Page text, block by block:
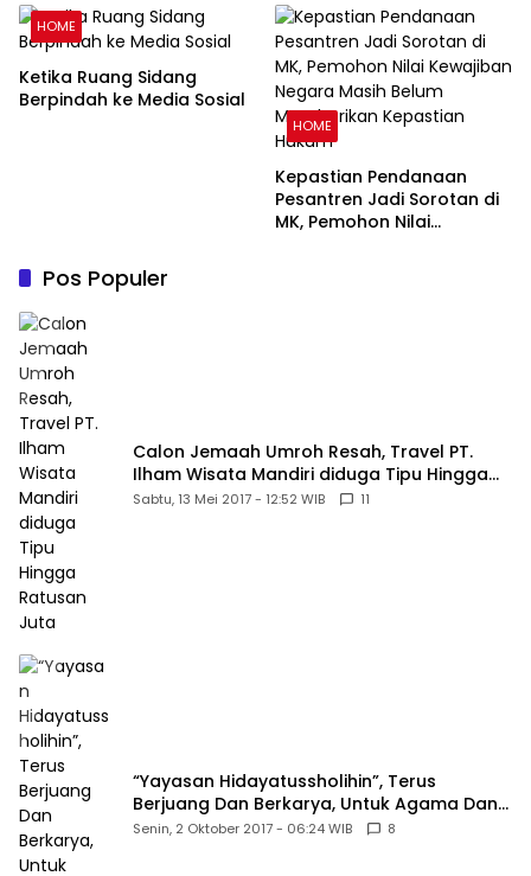
Perspektif Islam
HOME
Ketika Ruang Sidang
Berpindah ke Media Sosial
HOME
Kepastian Pendanaan
Pesantren Jadi Sorotan di
MK, Pemohon Nilai
Pos Populer
Calon Jemaah Umroh Resah, Travel PT.
Ilham Wisata Mandiri diduga Tipu Hingga
Ratusan Juta
Sabtu, 13 Mei 2017 - 12:52 WIB 11
“Yayasan Hidayatussholihin”, Terus
Berjuang Dan Berkarya, Untuk Agama Dan
Bangsa
Senin, 2 Oktober 2017 - 06:24 WIB 8